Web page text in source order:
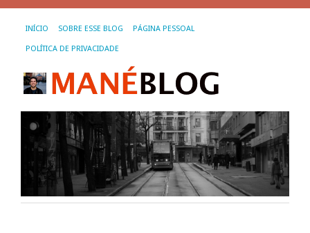
INÍCIO SOBRE ESSE BLOG PÁGINA PESSOAL
POLÍTICA DE PRIVACIDADE